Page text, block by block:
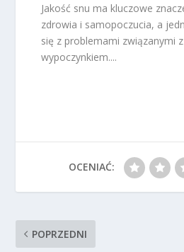
Jakość snu ma kluczowe
zdrowia i samopoczucia, a
się z problemami związanymi
wypoczynkiem....
OCENIAĆ:
POPRZEDNI